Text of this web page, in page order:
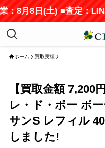
8月8日(土) ■査定：
ホーム 買取実績
【買取金額 7,200
レ・ド・ポー ボ
サンS レフィル
しました!